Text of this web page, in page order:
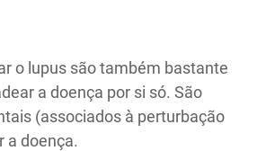
o lupus são também bastante
a doença por si só. São
(associados à perturbação
a doença.